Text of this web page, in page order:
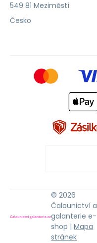
549 81 Meziměstí
Česko
© 2026
Čalounictví a
galanterie e-
shop |Mapa
stránek